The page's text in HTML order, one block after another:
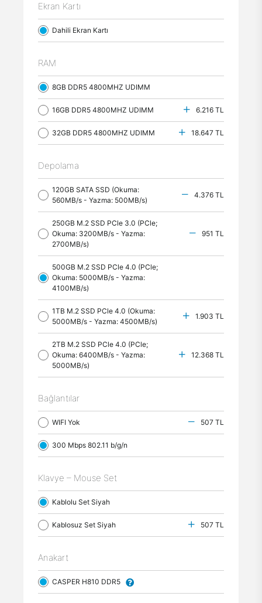
Ekran Kartı
Dahili Ekran Kartı
RAM
8GB DDR5 4800MHZ UDIMM
16GB DDR5 4800MHZ UDIMM 6.216 TL
32GB DDR5 4800MHZ UDIMM 18.647 TL
Depolama
120GB SATA SSD (Okuma:
560MB/s - Yazma: 500MB/s)
4.376 TL
250GB M.2 SSD PCle 3.0 (PCle;
Okuma: 3200MB/s - Yazma:
2700MB/s)
951 TL
500GB M.2 SSD PCle 4.0 (PCle;
Okuma: 5000MB/s - Yazma:
4100MB/s)
1TB M.2 SSD PCle 4.0 (Okuma:
5000MB/s - Yazma: 4500MB/s)
1.903 TL
2TB M.2 SSD PCle 4.0 (PCle;
Okuma: 6400MB/s - Yazma:
5000MB/s)
12.368 TL
Bağlantılar
WIFI Yok 507 TL
300 Mbps 802.11 b/g/n
Klavye – Mouse Set
Kablolu Set Siyah
Kablosuz Set Siyah 507 TL
Anakart
CASPER H810 DDR5